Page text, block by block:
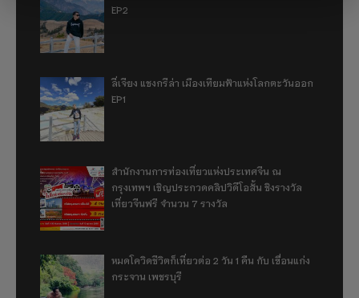
EP2
ลี่เจียง แชงกรีล่า เมืองเทียมฟ้าแห่งโลกตะวันออก
EP1
สำนักงานการท่องเที่ยวแห่งประเทศจีน ณ
กรุงเทพฯ เชิญประกวดคลิปวิดีโอสั้น ชิงรางวัล
เที่ยวจีนฟรี จำนวน 7 รางวัล
หมดโควิดชีวิตก็เที่ยวต่อ 2 วัน 1 คืน กับ เขื่อนแก่ง
กระจาน เพชรบุรี